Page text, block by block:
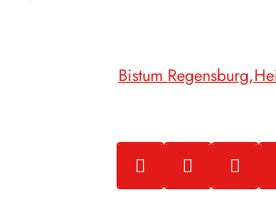
Bistum Regensburg